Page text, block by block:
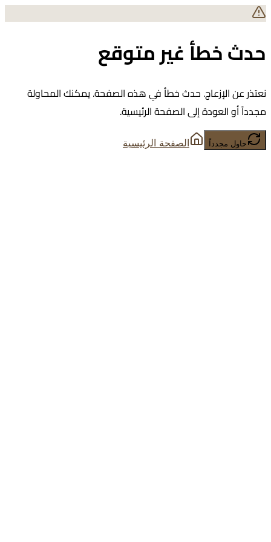
حدث خطأ غير متوقع
نعتذر عن الإزعاج. حدث خطأ في هذه الصفحة. يمكنك المحاولة
مجدداً أو العودة إلى الصفحة الرئيسية.
حاول مجدداً الصفحة الرئيسية